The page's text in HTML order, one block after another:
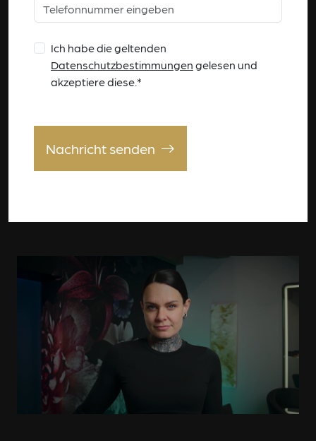
Ich habe die geltenden
Datenschutzbestimmungen gelesen und
akzeptiere diese.*
Nachricht senden